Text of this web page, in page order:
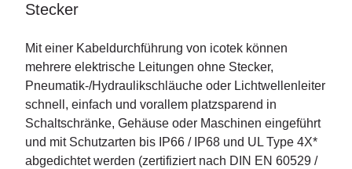
Stecker
Mit einer Kabeldurchführung von icotek können
mehrere elektrische Leitungen ohne Stecker,
Pneumatik-/Hydraulikschläuche oder Lichtwellenleiter
schnell, einfach und vorallem platzsparend in
Schaltschränke, Gehäuse oder Maschinen eingeführt
und mit Schutzarten bis IP66 / IP68 und UL Type 4X*
abgedichtet werden (zertifiziert nach DIN EN 60529 /